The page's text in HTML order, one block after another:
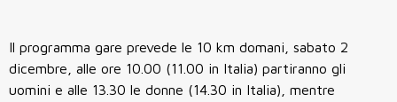
Il programma gare prevede le 10 km domani, sabato 2
dicembre, alle ore 10.00 (11.00 in Italia) partiranno gli
uomini e alle 13.30 le donne (14.30 in Italia), mentre